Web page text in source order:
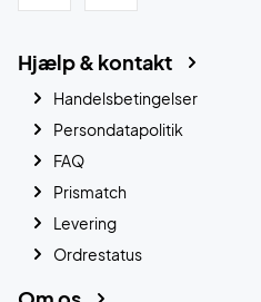
Hjælp & kontakt
Handelsbetingelser
Persondatapolitik
FAQ
Prismatch
Levering
Ordrestatus